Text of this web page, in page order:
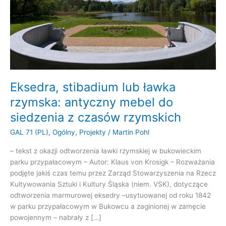
Eksedra, stibadium lub ławka
rzymska: antyczny mebel do
siedzenia z czasów rzymskich
GAL 71 (PL), Ogólny, Projekty / Martin Pohl
– tekst z okazji odtworzenia ławki rzymskiej w bukowieckim
parku przypałacowym – Autor: Klaus von Krosigk – Rozważania
podjęte jakiś czas temu przez Zarząd Stowarzyszenia na Rzecz
Kultywowania Sztuki i Kultury Śląska (niem. VSK), dotyczące
odtworzenia marmurowej eksedry –usytuowanej od roku 1842
w parku przypałacowym w Bukowcu a zaginionej w zamęcie
powojennym – nabrały z […]